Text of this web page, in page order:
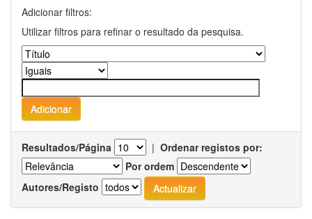
Adicionar filtros:
Utilizar filtros para refinar o resultado da pesquisa.
Resultados/Página | Ordenar registos por:
Por ordem
Autores/Registo